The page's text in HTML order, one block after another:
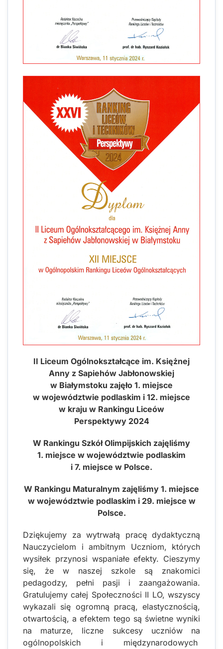
II Liceum Ogólnokształcące im. Księżnej
Anny z Sapiehów Jabłonowskiej
w Białymstoku zajęło 1. miejsce
w województwie podlaskim i 12. miejsce
w kraju w Rankingu Liceów
Perspektywy 2024
W Rankingu Szkół Olimpijskich zajęliśmy
1. miejsce w województwie podlaskim
i 7. miejsce w Polsce.
W Rankingu Maturalnym zajęliśmy 1. miejsce
w województwie podlaskim i 29. miejsce w
Polsce.
Dziękujemy za wytrwałą pracę dydaktyczną
Nauczycielom i ambitnym Uczniom, których
wysiłek przynosi wspaniałe efekty. Cieszymy
się, że w naszej szkole są znakomici
pedagodzy, pełni pasji i zaangażowania.
Gratulujemy całej Społeczności II LO, wszyscy
wykazali się ogromną pracą, elastycznością,
otwartością, a efektem tego są świetne wyniki
na maturze, liczne sukcesy uczniów na
ogólnopolskich i międzynarodowych